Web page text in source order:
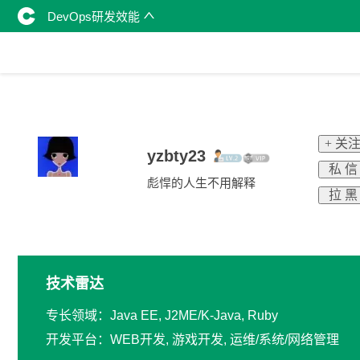
DevOps研发效能
yzbty23
彪悍的人生不用解释
+ 关注
私 信
拉 黑
技术雷达
专长领域：Java EE, J2ME/K-Java, Ruby
开发平台：WEB开发, 游戏开发, 运维/系统/网络管理